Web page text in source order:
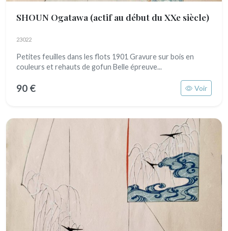
SHOUN Ogatawa (actif au début du XXe siècle)
23022
Petites feuilles dans les flots 1901 Gravure sur bois en
couleurs et rehauts de gofun Belle épreuve...
90 € Voir